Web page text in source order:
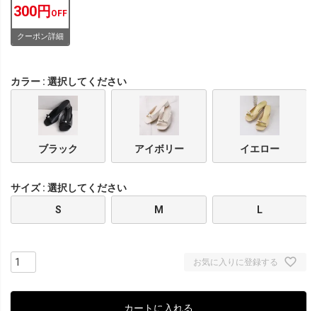
300円 OFF
クーポン詳細
カラー 選択してください
ブラック アイボリー イエロー
サイズ
選択してください
S
M L
お気に入りに登録する
カートに入れる